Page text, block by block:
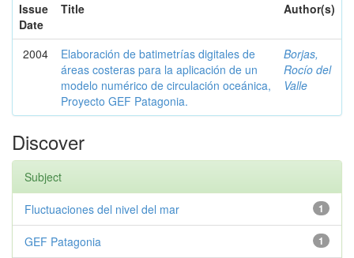
Issue
Date
Title Author(s)
2004
Elaboración de batimetrías digitales de
áreas costeras para la aplicación de un
modelo numérico de circulación oceánica,
Proyecto GEF Patagonia.
Borjas,
Rocío del
Valle
Discover
Subject
1
Fluctuaciones del nivel del mar
1
GEF Patagonia